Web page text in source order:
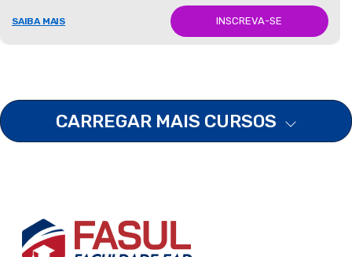
SAIBA MAIS INSCREVA-SE
CARREGAR MAIS CURSOS